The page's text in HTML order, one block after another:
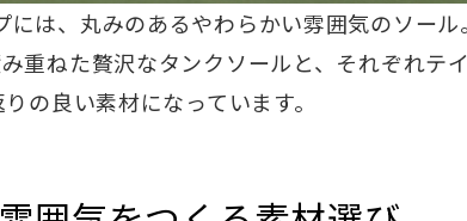
は、丸みのあるやわらかい雰囲気のソー
重ねた贅沢なタンクソールと、それぞれテ
の良い素材になっています。